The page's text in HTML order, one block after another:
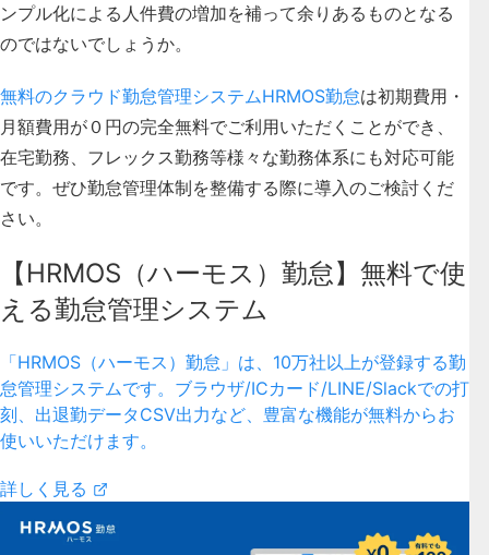
ンプル化による人件費の増加を補って余りあるものとなる
のではないでしょうか。
無料のクラウド勤怠管理システムHRMOS勤怠は初期費用・
月額費用が０円の完全無料でご利用いただくことができ、
在宅勤務、フレックス勤務等様々な勤務体系にも対応可能
です。ぜひ勤怠管理体制を整備する際に導入のご検討くだ
さい。
【HRMOS（ハーモス）勤怠】無料で使
える勤怠管理システム
「HRMOS（ハーモス）勤怠」は、10万社以上が登録する勤
怠管理システムです。ブラウザ/ICカード/LINE/Slackでの打
刻、出退勤データCSV出力など、豊富な機能が無料からお
使いいただけます。
詳しく見る